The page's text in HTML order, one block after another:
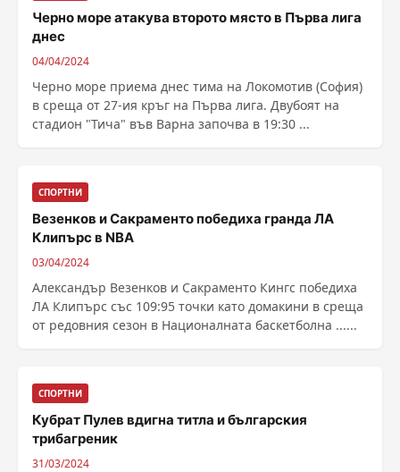
Черно море атакува второто място в Първа лига
днес
04/04/2024
Черно море приема днес тима на Локомотив (София)
в среща от 27-ия кръг на Първа лига. Двубоят на
стадион "Тича" във Варна започва в 19:30 ...
СПОРТНИ
Везенков и Сакраменто победиха гранда ЛА
Клипърс в NBA
03/04/2024
Александър Везенков и Сакраменто Кингс победиха
ЛА Клипърс със 109:95 точки като домакини в среща
от редовния сезон в Националната баскетболна ......
СПОРТНИ
Кубрат Пулев вдигна титла и българския
трибагреник
31/03/2024